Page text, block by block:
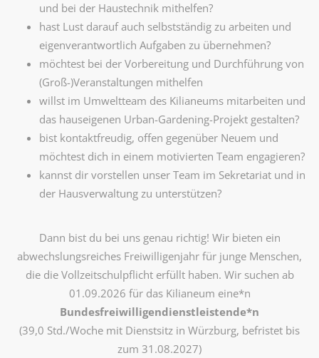
und bei der Haustechnik mithelfen?
hast Lust darauf auch selbstständig zu arbeiten und
eigenverantwortlich Aufgaben zu übernehmen?
möchtest bei der Vorbereitung und Durchführung von
(Groß-)Veranstaltungen mithelfen
willst im Umweltteam des Kilianeums mitarbeiten und
das hauseigenen Urban-Gardening-Projekt gestalten?
bist kontaktfreudig, offen gegenüber Neuem und
möchtest dich in einem motivierten Team engagieren?
kannst dir vorstellen unser Team im Sekretariat und in
der Hausverwaltung zu unterstützen?
Dann bist du bei uns genau richtig! Wir bieten ein
abwechslungsreiches Freiwilligenjahr für junge Menschen,
die die Vollzeitschulpflicht erfüllt haben. Wir suchen ab
01.09.2026 für das Kilianeum eine*n
Bundesfreiwilligendienstleistende*n
(39,0 Std./Woche mit Dienstsitz in Würzburg, befristet bis
zum 31.08.2027)